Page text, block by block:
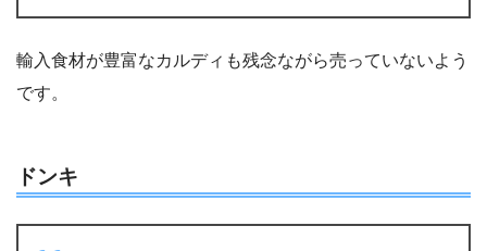
輸入食材が豊富なカルディも残念ながら売っていないよう
です。
ドンキ